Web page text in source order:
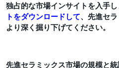
独占的な市場インサイトを入手し
トをダウンロードして、先進セ
より深く掘り下げてください。
先進セラミックス市場の規模と